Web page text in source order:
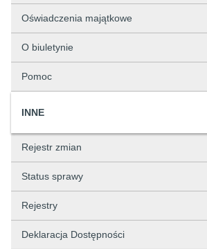
Oświadczenia majątkowe
O biuletynie
Pomoc
INNE
Rejestr zmian
Status sprawy
Rejestry
Deklaracja Dostępności